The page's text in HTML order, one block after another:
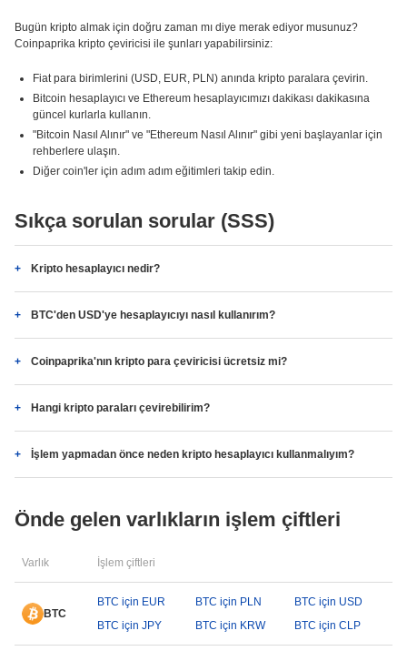
Bugün kripto almak için doğru zaman mı diye merak ediyor musunuz?
Coinpaprika kripto çeviricisi ile şunları yapabilirsiniz:
Fiat para birimlerini (USD, EUR, PLN) anında kripto paralara çevirin.
Bitcoin hesaplayıcı ve Ethereum hesaplayıcımızı dakikası dakikasına
güncel kurlarla kullanın.
"Bitcoin Nasıl Alınır" ve "Ethereum Nasıl Alınır" gibi yeni başlayanlar için
rehberlere ulaşın.
Diğer coin'ler için adım adım eğitimleri takip edin.
Sıkça sorulan sorular (SSS)
Kripto hesaplayıcı nedir?
BTC'den USD'ye hesaplayıcıyı nasıl kullanırım?
Coinpaprika'nın kripto para çeviricisi ücretsiz mi?
Hangi kripto paraları çevirebilirim?
İşlem yapmadan önce neden kripto hesaplayıcı kullanmalıyım?
Önde gelen varlıkların işlem çiftleri
Varlık İşlem çiftleri
BTC
BTC için EUR BTC için PLN
BTC için USD
BTC için JPY
BTC için KRW BTC için CLP